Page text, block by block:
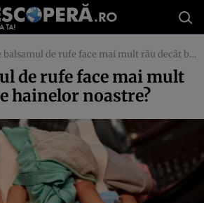
de rufe face mai mult rău decât bine hainelor noastre?
de rufe face mai mult
hainelor noastre?